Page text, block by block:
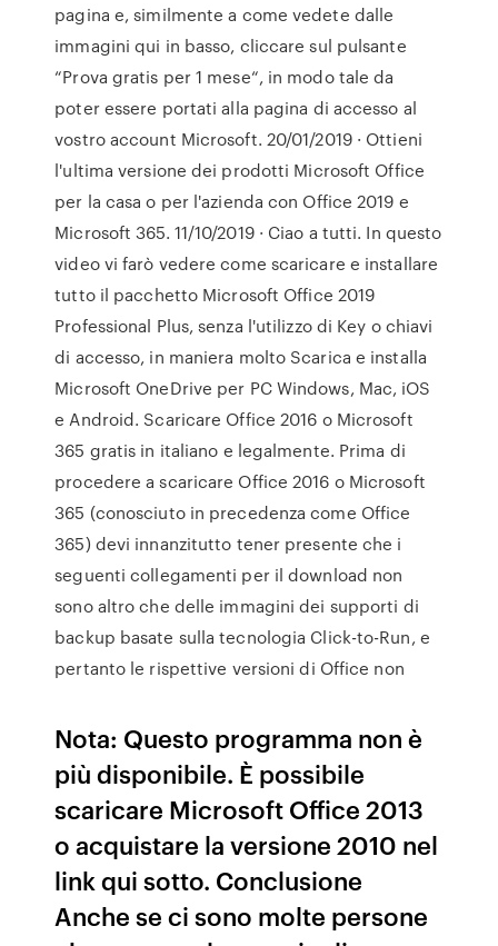
pagina e, similmente a come vedete dalle
immagini qui in basso, cliccare sul pulsante
“Prova gratis per 1 mese“, in modo tale da
poter essere portati alla pagina di accesso al
vostro account Microsoft. 20/01/2019 · Ottieni
l'ultima versione dei prodotti Microsoft Office
per la casa o per l'azienda con Office 2019 e
Microsoft 365. 11/10/2019 · Ciao a tutti. In questo
video vi farò vedere come scaricare e installare
tutto il pacchetto Microsoft Office 2019
Professional Plus, senza l'utilizzo di Key o chiavi
di accesso, in maniera molto Scarica e installa
Microsoft OneDrive per PC Windows, Mac, iOS
e Android. Scaricare Office 2016 o Microsoft
365 gratis in italiano e legalmente. Prima di
procedere a scaricare Office 2016 o Microsoft
365 (conosciuto in precedenza come Office
365) devi innanzitutto tener presente che i
seguenti collegamenti per il download non
sono altro che delle immagini dei supporti di
backup basate sulla tecnologia Click-to-Run, e
pertanto le rispettive versioni di Office non
Nota: Questo programma non è
più disponibile. È possibile
scaricare Microsoft Office 2013
o acquistare la versione 2010 nel
link qui sotto. Conclusione
Anche se ci sono molte persone